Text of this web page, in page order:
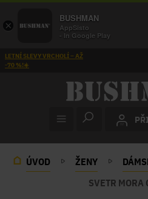
LETNÍ SLEVY VRCHOLÍ – AŽ
-70 %!☀️
ÚVOD ŽENY
SVETR MORA
×
BUSHMAN
AppSisto
- In Google Play